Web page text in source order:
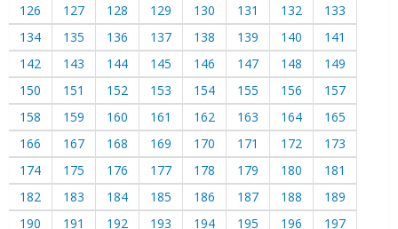
126
127 128 129 130 131 132
133
134
135 136 137 138 139 140
141
142
143 144 145 146 147 148
149
150
151 152 153 154 155 156
157
158
159 160 161 162 163 164
165
166
167 168 169 170 171 172
173
174
175 176 177 178 179 180
181
182
183 184 185 186 187 188
189
190
191 192 193 194 195 196
197